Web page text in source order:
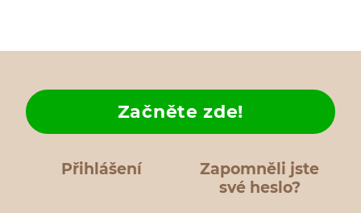
Přihlášení
Zapomněli jste
své heslo?
Začněte zde!